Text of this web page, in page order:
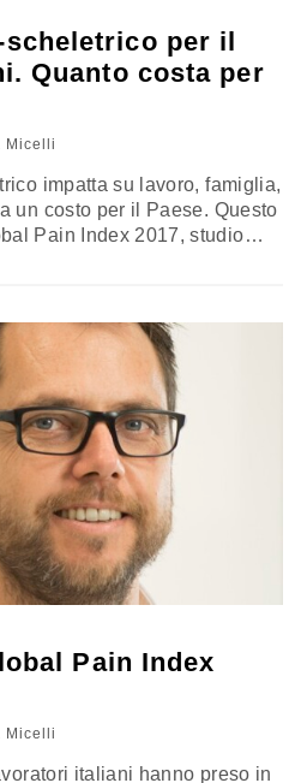
per il
Quanto costa per
Micelli
impatta su lavoro, famiglia,
un costo per il Paese. Questo
Pain Index 2017, studio
il 97% degli italiani e ne
Pain Index
Micelli
italiani hanno preso in